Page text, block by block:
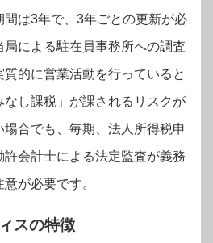
は3年で、3年ごとの更新が必
による駐在員事務所への調査
的に営業活動を行っていると
し課税」が課されるリスクが
合でも、毎期、法人所得税申
会計士による法定監査が義務
が必要です。
スの特徴